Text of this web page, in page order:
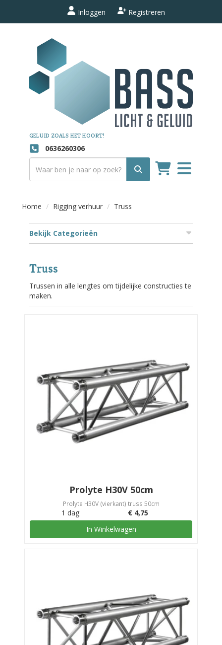
Inloggen Registreren
GELUID ZOALS HET HOORT!
0636260306
Toggle
navigation
Home Rigging verhuur Truss
Bekijk Categorieën
Truss
Trussen in alle lengtes om tijdelijke constructies te
maken.
Prolyte H30V 50cm
Prolyte H30V (vierkant) truss 50cm
1 dag € 4,75
In Winkelwagen